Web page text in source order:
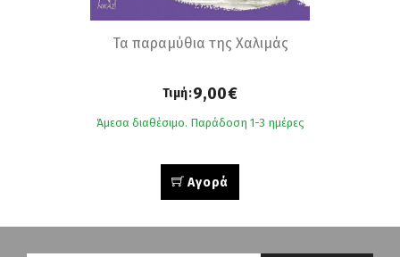
Τα παραμύθια της Χαλιμάς
Τιμή:9,00€
Άμεσα διαθέσιμο. Παράδοση 1-3 ημέρες
Αγορά